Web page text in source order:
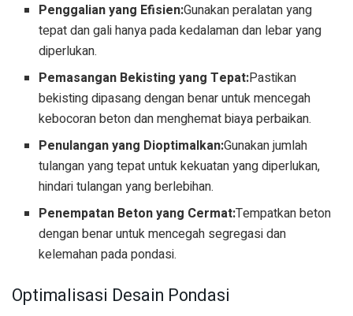
Penggalian yang Efisien:Gunakan peralatan yang
tepat dan gali hanya pada kedalaman dan lebar yang
diperlukan.
Pemasangan Bekisting yang Tepat:Pastikan
bekisting dipasang dengan benar untuk mencegah
kebocoran beton dan menghemat biaya perbaikan.
Penulangan yang Dioptimalkan:Gunakan jumlah
tulangan yang tepat untuk kekuatan yang diperlukan,
hindari tulangan yang berlebihan.
Penempatan Beton yang Cermat:Tempatkan beton
dengan benar untuk mencegah segregasi dan
kelemahan pada pondasi.
Optimalisasi Desain Pondasi